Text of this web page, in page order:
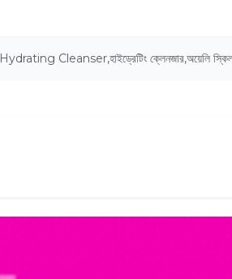
Hydrating Cleanser,হাইড্রেটিং ক্লেনজার,অয়েলি